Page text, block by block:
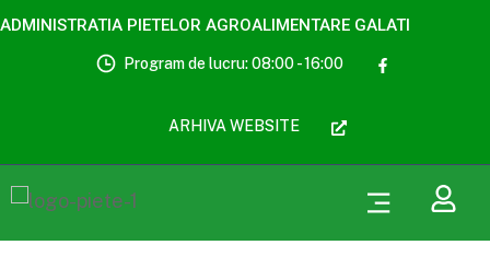
ADMINISTRATIA PIETELOR AGROALIMENTARE GALATI
Program de lucru: 08:00 - 16:00
ARHIVA WEBSITE